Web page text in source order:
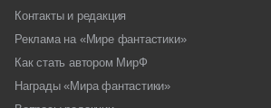
Контакты и редакция
Реклама на «Мире фантастики»
Как стать автором МирФ
Награды «Мира фантастики»